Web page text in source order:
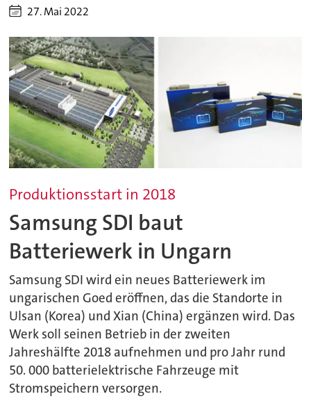
27. Mai 2022
Produktionsstart in 2018
Samsung SDI baut
Batteriewerk in Ungarn
Samsung SDI wird ein neues Batteriewerk im
ungarischen Goed eröffnen, das die Standorte in
Ulsan (Korea) und Xian (China) ergänzen wird. Das
Werk soll seinen Betrieb in der zweiten
Jahreshälfte 2018 aufnehmen und pro Jahr rund
50. 000 batterielektrische Fahrzeuge mit
Stromspeichern versorgen.